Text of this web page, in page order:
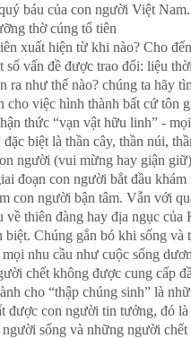
báu của con người Việt Nam.
thờ cúng tổ tiên
xuất hiện từ khi nào? Cho
vấn đề được trao đổi: liệu
ra như thế nào? chúng ta hãy
cho việc hình thành bất cứ tôn
thức “vạn vật hữu linh” -
đặc biệt là thần cây, thần núi,
người (vui mừng hay giận
đoạn con người bắt đầu
con người bận tâm. Vẫn với
thiên đàng hay địa ngục
Chúng gắn bó khi sống
nhu cầu như cuộc sống
chết không được cung cấp
cho “thập chúng sinh” là
được con người tin tưởng, đó
sống và những người